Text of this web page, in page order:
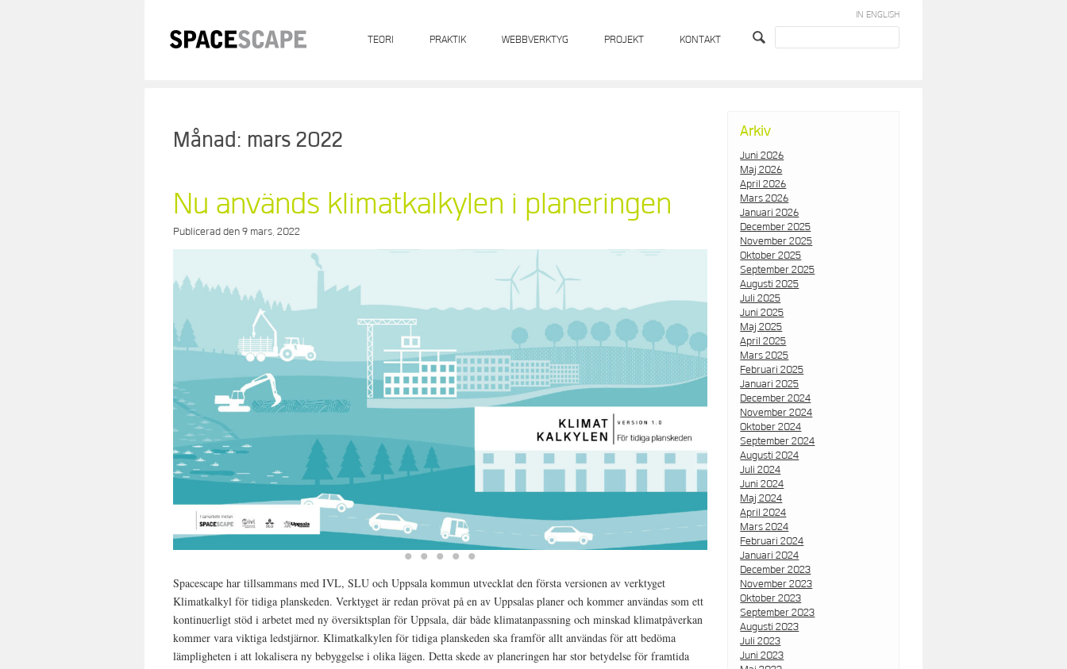
TEORI PRAKTIK WEBBVERKTYG PROJEKT KONTAKT
IN ENGLISH
Månad: mars 2022
Nu används klimatkalkylen i planeringen
Publicerad den9 mars, 2022
Spacescape har tillsammans med IVL, SLU och Uppsala kommun utvecklat den första versionen av verktyget
Klimatkalkyl för tidiga planskeden. Verktyget är redan prövat på en av Uppsalas planer och kommer användas som ett
kontinuerligt stöd i arbetet med ny översiktsplan för Uppsala, där både klimatanpassning och minskad klimatpåverkan
kommer vara viktiga ledstjärnor. Klimatkalkylen för tidiga planskeden ska framför allt användas för att bedöma
lämpligheten i att lokalisera ny bebyggelse i olika lägen. Detta skede av planeringen har stor betydelse för framtida
Arkiv
Juni 2026
Maj 2026
April 2026
Mars 2026
Januari 2026
December 2025
November 2025
Oktober 2025
September 2025
Augusti 2025
Juli 2025
Juni 2025
Maj 2025
April 2025
Mars 2025
Februari 2025
Januari 2025
December 2024
November 2024
Oktober 2024
September 2024
Augusti 2024
Juli 2024
Juni 2024
Maj 2024
April 2024
Mars 2024
Februari 2024
Januari 2024
December 2023
November 2023
Oktober 2023
September 2023
Augusti 2023
Juli 2023
Juni 2023